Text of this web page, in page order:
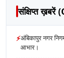
संक्षिप्त
⚡अंबिकापुर नगर
आभार।